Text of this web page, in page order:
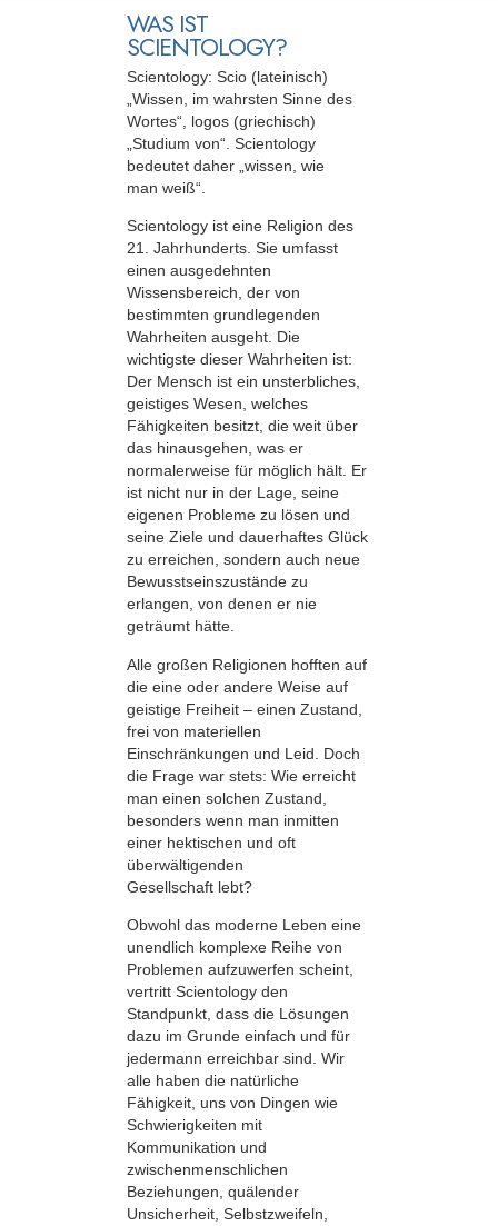
WAS IST
SCIENTOLOGY?
Scientology: Scio (lateinisch)
„Wissen, im wahrsten Sinne des
Wortes“, logos (griechisch)
„Studium von“. Scientology
bedeutet daher „wissen, wie
man weiß“.
Scientology ist eine Religion des
21. Jahrhunderts. Sie umfasst
einen ausgedehnten
Wissensbereich, der von
bestimmten grundlegenden
Wahrheiten ausgeht. Die
wichtigste dieser Wahrheiten ist:
Der Mensch ist ein unsterbliches,
geistiges Wesen, welches
Fähigkeiten besitzt, die weit über
das hinausgehen, was er
normalerweise für möglich hält. Er
ist nicht nur in der Lage, seine
eigenen Probleme zu lösen und
seine Ziele und dauerhaftes Glück
zu erreichen, sondern auch neue
Bewusstseinszustände zu
erlangen, von denen er nie
geträumt hätte.
Alle großen Religionen hofften auf
die eine oder andere Weise auf
geistige Freiheit – einen Zustand,
frei von materiellen
Einschränkungen und Leid. Doch
die Frage war stets: Wie erreicht
man einen solchen Zustand,
besonders wenn man inmitten
einer hektischen und oft
überwältigenden
Gesellschaft lebt?
Obwohl das moderne Leben eine
unendlich komplexe Reihe von
Problemen aufzuwerfen scheint,
vertritt Scientology den
Standpunkt, dass die Lösungen
dazu im Grunde einfach und für
jedermann erreichbar sind. Wir
alle haben die natürliche
Fähigkeit, uns von Dingen wie
Schwierigkeiten mit
Kommunikation und
zwischenmenschlichen
Beziehungen, quälender
Unsicherheit, Selbstzweifeln,